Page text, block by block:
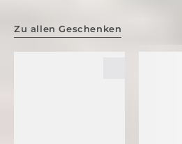
Zu allen Geschenken